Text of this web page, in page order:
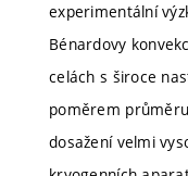
experimentální
Bénardovy
celách s široce
poměrem
dosažení velmi